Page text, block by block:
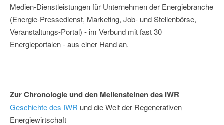
Medien-Dienstleistungen für Unternehmen der Energiebranche
(Energie-Pressedienst, Marketing, Job- und Stellenbörse,
Veranstaltungs-Portal) - im Verbund mit fast 30
Energieportalen - aus einer Hand an.
Zur Chronologie und den Meilensteinen des IWR
Geschichte des IWR und die Welt der Regenerativen
Energiewirtschaft